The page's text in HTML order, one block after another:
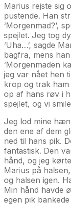
Marius rejste sig
pustende. Han
‘Morgenmad?’,
spejlet. Jeg tog
‘Uha…’, sagde
bagfra, mens
‘Morgenmaden
jeg var nået hen
krop og trak ham
op af hans røv i
spejlet, og vi
Jeg lod mine
den ene af dem
ned til hans pik.
fantastisk. Den
hånd, og jeg
Marius på
og halsen igen.
Min hånd havde
egen pik